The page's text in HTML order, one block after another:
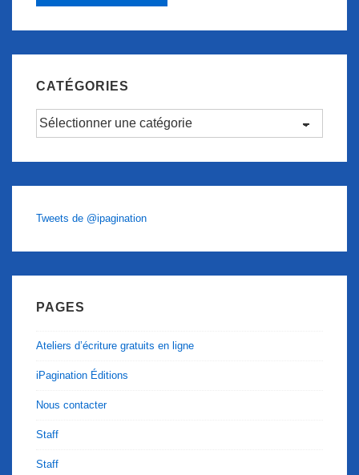
CATÉGORIES
Catégories
Tweets de @ipagination
PAGES
Ateliers d’écriture gratuits en ligne
iPagination Éditions
Nous contacter
Staff
Staff